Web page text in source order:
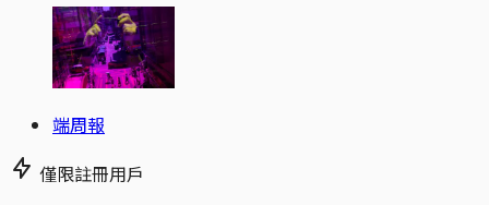
端周報
僅限註冊用戶